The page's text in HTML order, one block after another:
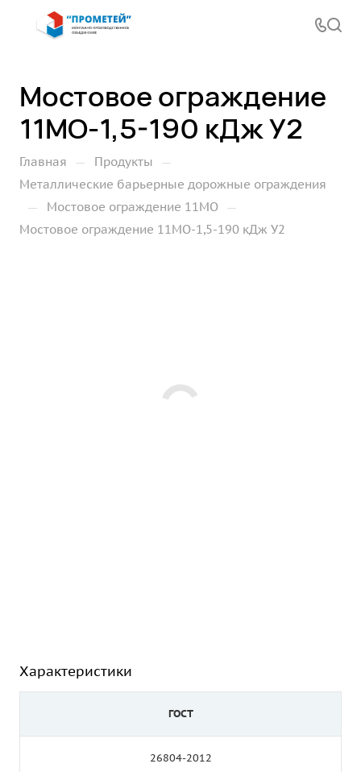
Мостовое ограждение
11МО-1,5-190 кДж У2
Главная — Продукты —
Металлические барьерные дорожные ограждения
— Мостовое ограждение 11МО —
Мостовое ограждение 11МО-1,5-190 кДж У2
Характеристики
ГОСТ
26804-2012